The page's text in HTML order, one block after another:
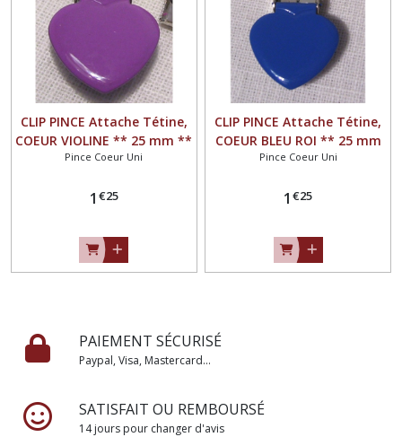
CLIP PINCE Attache Tétine,
COEUR VIOLINE ** 25 mm **
Couleur uni émaillée,
Pince Coeur Uni
1 €25
CLIP PINCE Attache Tétine,
COEUR BLEU ROI ** 25 mm
** Couleur uni émaillée,
Pince Coeur Uni
1 €25
PAIEMENT SÉCURISÉ
Paypal, Visa, Mastercard...
SATISFAIT OU REMBOURSÉ
14 jours pour changer d'avis